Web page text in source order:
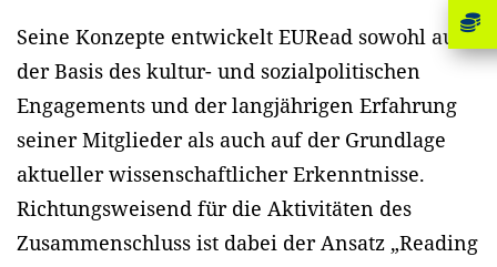
Seine Konzepte entwickelt EURead sowohl auf
der Basis des kultur- und sozialpolitischen
Engagements und der langjährigen Erfahrung
seiner Mitglieder als auch auf der Grundlage
aktueller wissenschaftlicher Erkenntnisse.
Richtungsweisend für die Aktivitäten des
Zusammenschluss ist dabei der Ansatz „Reading